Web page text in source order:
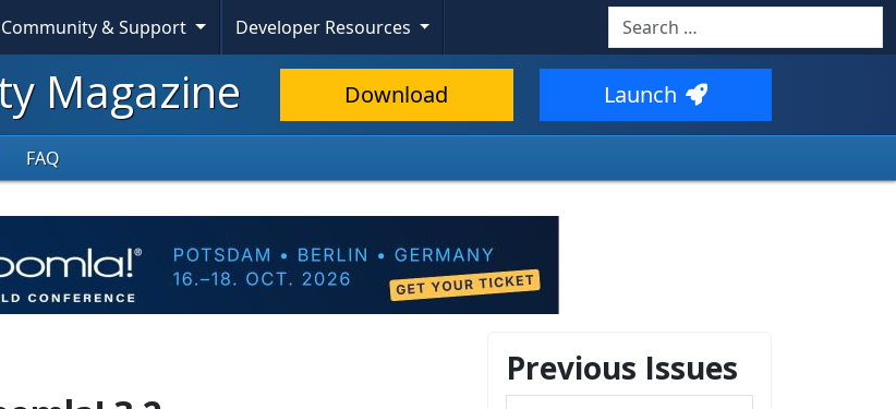
Community & Support Developer Resources Search
Magazine Download Launch
FAQ
Previous Issues